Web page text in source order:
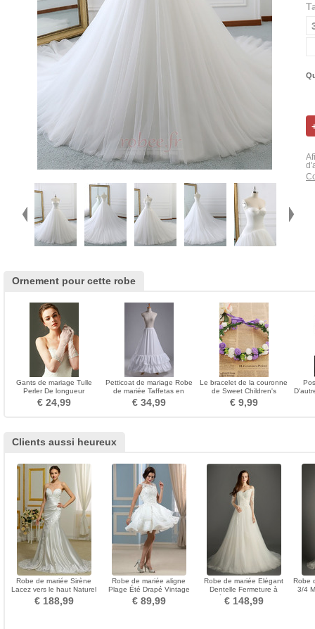
Ornement pour cette robe
Gants de mariage Tulle
Perler De longueur
moyenne Sexy blanc
€ 24,99
Petticoat de mariage Robe
de mariée Taffetas en
polyester Deux jantes
€ 34,99
Le bracelet de la couronne
de Sweet Children's
Princess
€ 9,99
Clients aussi heureux
Robe de mariée Sirène
Lacez vers le haut Naturel
taille Luxueux
€ 188,99
Robe de mariée aligne
Plage Été Drapé Vintage
Col Bateau Organza
€ 89,99
Robe de mariée Elégant
Dentelle Fermeture à
glissière Manche Longue
€ 148,99
Robe
3/4